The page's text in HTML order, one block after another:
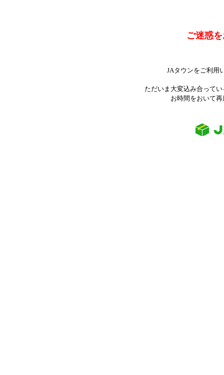
ご迷惑
JAタウンをご利用
ただいま大変込み合って
お時間をおいて